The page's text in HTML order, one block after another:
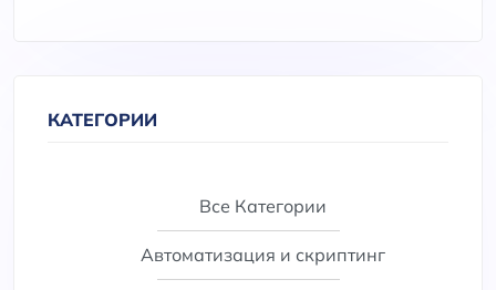
КАТЕГОРИИ
Все Категории
Автоматизация и скриптинг